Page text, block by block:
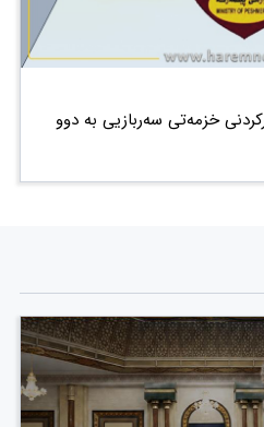
خزمەتی سەربازیی بە دوو